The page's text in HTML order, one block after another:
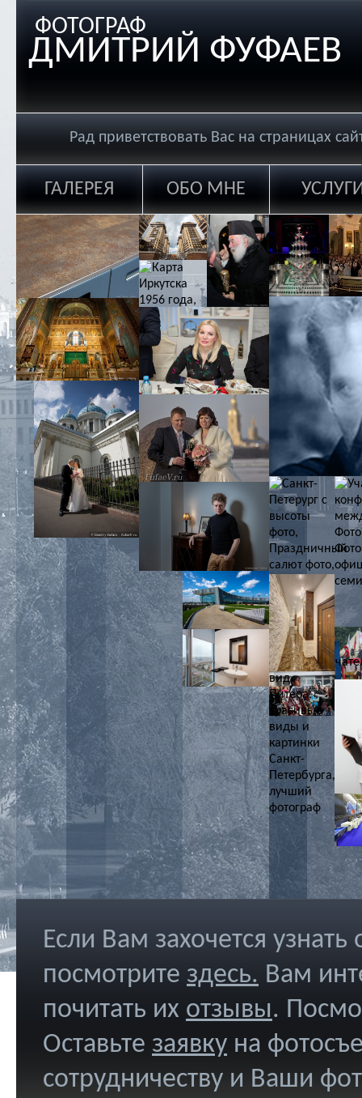
ФОТОГРАФ
ДМИТРИЙ ФУФАЕВ
Рад приветствовать Вас на страницах
ГАЛЕРЕЯ ОБО МНЕ
Если Вам захочется
посмотрите здесь. Вам
почитать их отзывы.
Оставьте заявку на
сотрудничеству и Ваши